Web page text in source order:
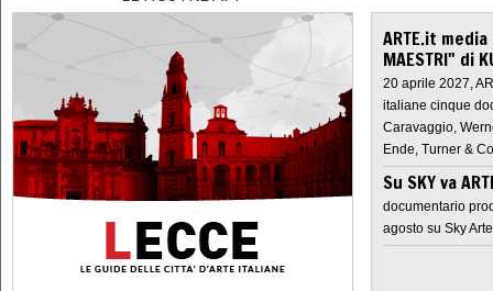
ARTE.it
MAESTRI" di
20 aprile 2027,
italiane cinque
Caravaggio,
Ende, Turner &
Su SKY va
documentario
agosto su Sky Arte